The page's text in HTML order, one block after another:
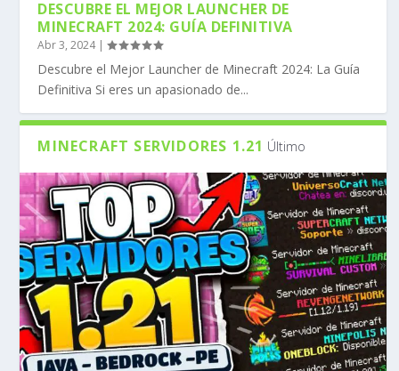
DESCUBRE EL MEJOR LAUNCHER DE
MINECRAFT 2024: GUÍA DEFINITIVA
Abr 3, 2024|
Descubre el Mejor Launcher de Minecraft 2024: La Guía
Definitiva Si eres un apasionado de...
MINECRAFT SERVIDORES 1.21 Último